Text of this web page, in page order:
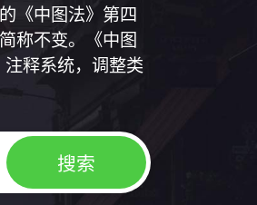
《中图法》第四
称不变。《中图
释系统，调整类